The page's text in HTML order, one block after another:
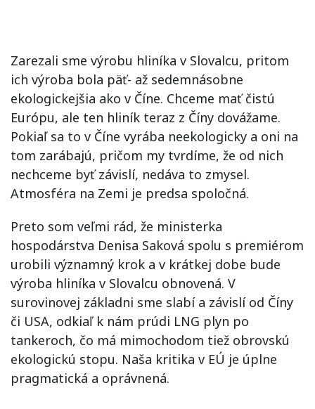
Zarezali sme výrobu hliníka v Slovalcu, pritom
ich výroba bola päť- až sedemnásobne
ekologickejšia ako v Číne. Chceme mať čistú
Európu, ale ten hliník teraz z Číny dovážame.
Pokiaľ sa to v Číne vyrába neekologicky a oni na
tom zarábajú, pričom my tvrdíme, že od nich
nechceme byť závislí, nedáva to zmysel.
Atmosféra na Zemi je predsa spoločná.
Preto som veľmi rád, že ministerka
hospodárstva Denisa Saková spolu s premiérom
urobili významný krok a v krátkej dobe bude
výroba hliníka v Slovalcu obnovená. V
surovinovej základni sme slabí a závislí od Číny
či USA, odkiaľ k nám prúdi LNG plyn po
tankeroch, čo má mimochodom tiež obrovskú
ekologickú stopu. Naša kritika v EÚ je úplne
pragmatická a oprávnená.